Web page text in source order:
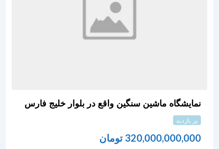
نمایشگاه ماشین سنگین واقع در بلوار خلیج فارس
پر بازدید
320,000,000,000 تومان